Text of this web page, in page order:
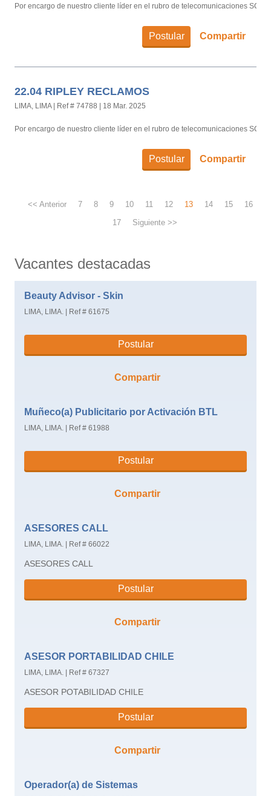
Vacantes destacadas
Beauty Advisor - Skin
LIMA, LIMA. Ref # 61675
Postular
Compartir
Muñeco(a) Publicitario por Activación BTL
LIMA, LIMA. Ref # 61988
Postular
Compartir
ASESORES CALL
LIMA, LIMA. Ref # 66022
ASESORES CALL
Postular
Compartir
ASESOR PORTABILIDAD CHILE
LIMA, LIMA. Ref # 67327
ASESOR POTABILIDAD CHILE
Postular
Compartir
Operador(a) de Sistemas
Postular Compartir
Por encargo de nuestro cliente líder en el rubro de telecomunicaciones
22.04 RIPLEY RECLAMOS
LIMA, LIMA Ref # 74788 18 Mar. 2025
Postular Compartir
Por encargo de nuestro cliente líder en el rubro de telecomunicaciones
<< Anterior 7 8 9 10 11 12 13 14 15
16
17
Siguiente >>